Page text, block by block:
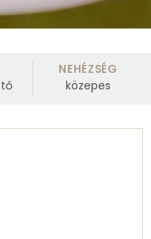
NEHÉZSÉG
közepes